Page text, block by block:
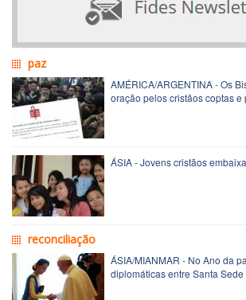
paz
AMÉRICA/ARGENTINA - Os
oração pelos cristãos coptas e
ÁSIA - Jovens cristãos
reconciliação
ÁSIA/MIANMAR - No Ano da
diplomáticas entre Santa